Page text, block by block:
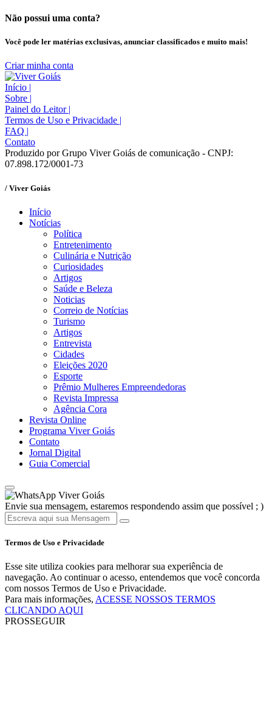
Não possui uma conta?
Você pode ler matérias exclusivas, anunciar classificados e muito mais!
Criar minha conta
Início |
Sobre |
Painel do Leitor |
Termos de Uso e Privacidade |
FAQ |
Contato
Produzido por Grupo Viver Goiás de comunicação - CNPJ:
07.898.172/0001-73
/ Viver Goiás
Início
Notícias
Política
Entretenimento
Culinária e Nutrição
Curiosidades
Artigos
Saúde e Beleza
Noticias
Correio de Notícias
Turismo
Artigos
Entrevista
Cidades
Eleições 2020
Esporte
Prêmio Mulheres Empreendedoras
Revista Impressa
Agência Cora
Revista Online
Programa Viver Goiás
Contato
Jornal Digital
Guia Comercial
Viver Goiás
Envie sua mensagem, estaremos respondendo assim que possível ; )
Termos de Uso e Privacidade
Esse site utiliza cookies para melhorar sua experiência de
navegação. Ao continuar o acesso, entendemos que você concorda
com nossos Termos de Uso e Privacidade.
Para mais informações, ACESSE NOSSOS TERMOS
CLICANDO AQUI
PROSSEGUIR